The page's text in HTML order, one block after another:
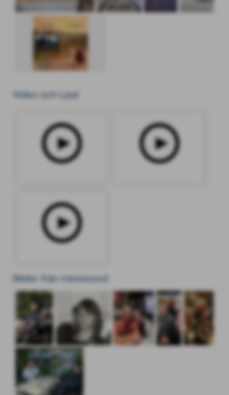
Video och Ljud
Bilder från minnesord